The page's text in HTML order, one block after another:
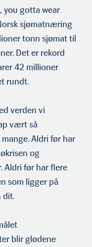
you gotta wear
sjømatnæring
tonn sjømat til
Det er rekord
42 millioner
rundt.
verden vi
vært så
Aldri før har
og
Aldri før har flere
som ligger på
dit.
blir glødene